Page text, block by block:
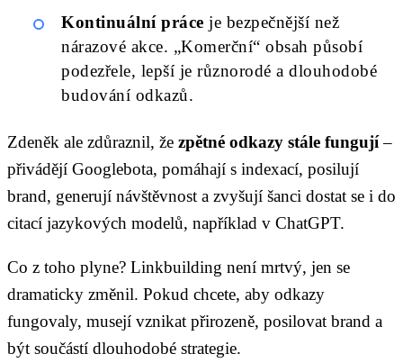
Kontinuální práce je bezpečnější než
nárazové akce. „Komerční“ obsah působí
podezřele, lepší je různorodé a dlouhodobé
budování odkazů.
Zdeněk ale zdůraznil, že zpětné odkazy stále fungují–
přivádějí Googlebota, pomáhají s indexací, posilují
brand, generují návštěvnost a zvyšují šanci dostat se i do
citací jazykových modelů, například v ChatGPT.
Co z toho plyne? Linkbuilding není mrtvý, jen se
dramaticky změnil. Pokud chcete, aby odkazy
fungovaly, musejí vznikat přirozeně, posilovat brand a
být součástí dlouhodobé strategie.